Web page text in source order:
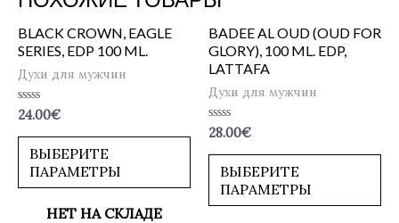
BLACK CROWN, EAGLE
SERIES, EDP 100 ML.
Духи для мужчин
Оценка
0
из
24.00€
ВЫБЕРИТЕ
ПАРАМЕТРЫ
BADEE AL OUD (OUD FOR
GLORY), 100 ML. EDP,
LATTAFA
Духи для мужчин
Оценка
0
из
28.00€
ВЫБЕРИТЕ
ПАРАМЕТРЫ
НЕТ НА СКЛАДЕ